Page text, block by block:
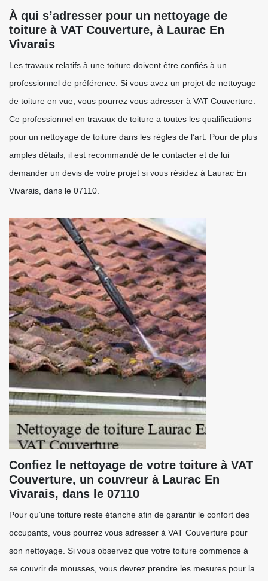
À qui s’adresser pour un nettoyage de
toiture à VAT Couverture, à Laurac En
Vivarais
Les travaux relatifs à une toiture doivent être confiés à un
professionnel de préférence. Si vous avez un projet de nettoyage
de toiture en vue, vous pourrez vous adresser à VAT Couverture.
Ce professionnel en travaux de toiture a toutes les qualifications
pour un nettoyage de toiture dans les règles de l’art. Pour de plus
amples détails, il est recommandé de le contacter et de lui
demander un devis de votre projet si vous résidez à Laurac En
Vivarais, dans le 07110.
Confiez le nettoyage de votre toiture à VAT
Couverture, un couvreur à Laurac En
Vivarais, dans le 07110
Pour qu’une toiture reste étanche afin de garantir le confort des
occupants, vous pourrez vous adresser à VAT Couverture pour
son nettoyage. Si vous observez que votre toiture commence à
se couvrir de mousses, vous devrez prendre les mesures pour la